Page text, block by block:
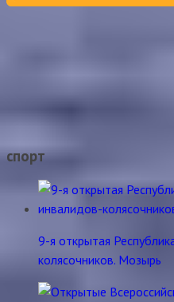
спорт
9-я открытая
колясочников. Мозырь